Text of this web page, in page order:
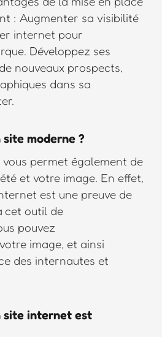
: Augmenter sa visibilité
internet pour
Développez ses
nouveaux prospects,
dans sa
moderne ?
permet également de
et votre image. En effet,
est une preuve de
cet outil de
pouvez
image, et ainsi
des internautes et
site internet est